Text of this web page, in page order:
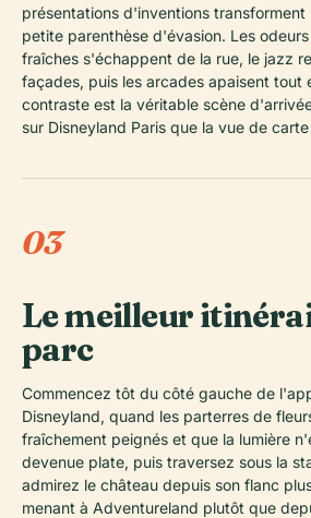
présentations d'inventions transforment
petite parenthèse d'évasion. Les
fraîches s'échappent de la rue, le jazz
façades, puis les arcades apaisent tout
contraste est la véritable scène
sur Disneyland Paris que la vue de
03
Le meilleur
parc
Commencez tôt du côté gauche de
Disneyland, quand les parterres de
fraîchement peignés et que la lumière
devenue plate, puis traversez sous la
admirez le château depuis son flanc
menant à Adventureland plutôt que